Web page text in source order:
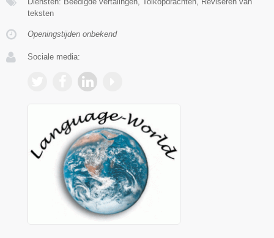
teksten
Openingstijden onbekend
Sociale media: